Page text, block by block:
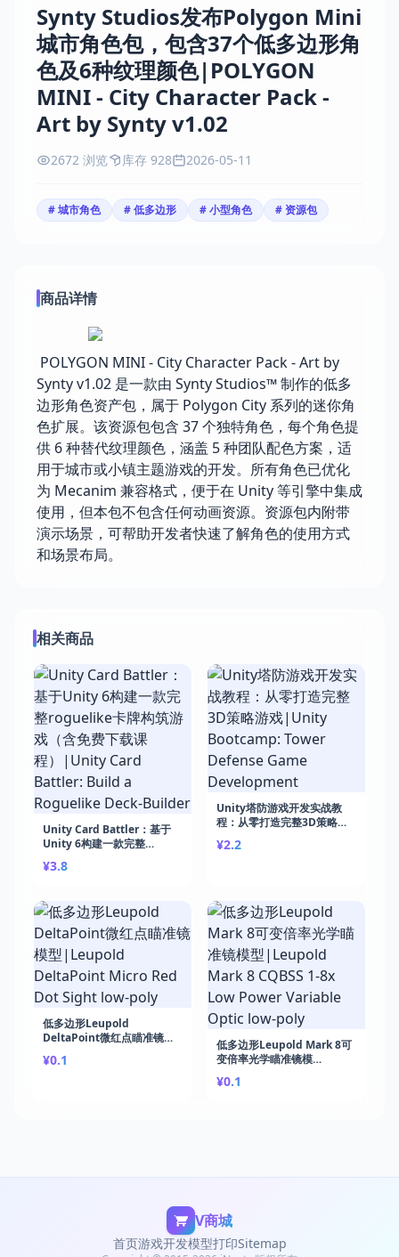
Synty Studios发布Polygon Mini
城市角色包，包含37个低多边形角
色及6种纹理颜色|POLYGON
MINI - City Character Pack -
Art by Synty v1.02
2672 浏览 库存 928 2026-05-11
# 城市角色 # 低多边形 # 小型角色 # 资源包
商品详情
POLYGON MINI - City Character Pack - Art by
Synty v1.02 是一款由 Synty Studios™ 制作的低多
边形角色资产包，属于 Polygon City 系列的迷你角
色扩展。该资源包包含 37 个独特角色，每个角色提
供 6 种替代纹理颜色，涵盖 5 种团队配色方案，适
用于城市或小镇主题游戏的开发。所有角色已优化
为 Mecanim 兼容格式，便于在 Unity 等引擎中集成
使用，但本包不包含任何动画资源。资源包内附带
演示场景，可帮助开发者快速了解角色的使用方式
和场景布局。
相关商品
Unity Card Battler：基于
Unity 6构建一款完整
免费下载课程）|Unity Card
Deck-Builder
¥3.8
Unity塔防游戏开发实战教
程：从零打造完整3D策略游
Defense Game
¥2.2
低多边形Leupold
DeltaPoint微红点瞄准镜模
Micro Red Dot Sight low-
¥0.1
低多边形Leupold Mark 8可
变倍率光学瞄准镜模
1-8x Low Power Variable
¥0.1
V商城
首页游戏开发模型打印Sitemap